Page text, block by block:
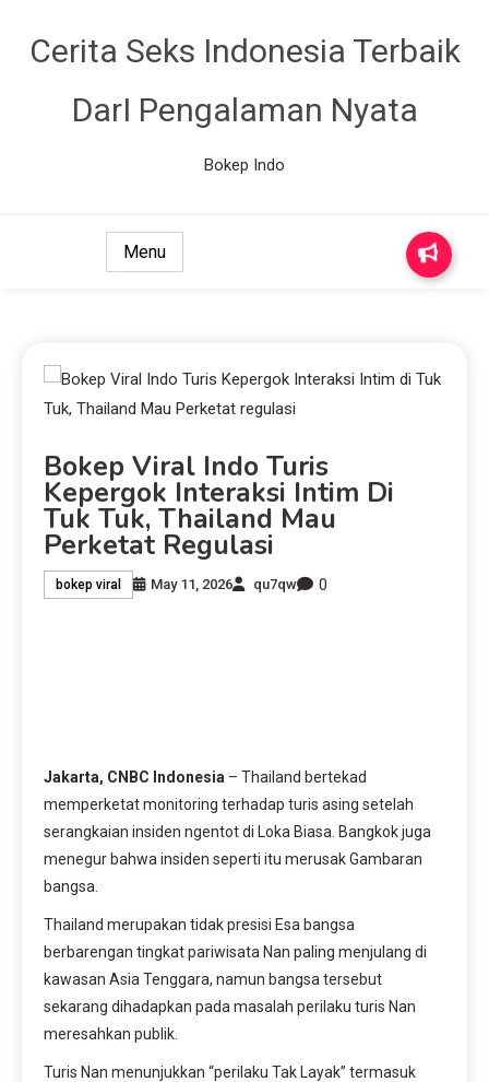
Cerita Seks Indonesia Terbaik
DarI Pengalaman Nyata
Bokep Indo
Menu
Bokep Viral Indo Turis
Kepergok Interaksi Intim Di
Tuk Tuk, Thailand Mau
Perketat Regulasi
bokep viral May 11, 2026 qu7qw 0
Jakarta, CNBC Indonesia – Thailand bertekad
memperketat monitoring terhadap turis asing setelah
serangkaian insiden ngentot di Loka Biasa. Bangkok juga
menegur bahwa insiden seperti itu merusak Gambaran
bangsa.
Thailand merupakan tidak presisi Esa bangsa
berbarengan tingkat pariwisata Nan paling menjulang di
kawasan Asia Tenggara, namun bangsa tersebut
sekarang dihadapkan pada masalah perilaku turis Nan
meresahkan publik.
Turis Nan menunjukkan “perilaku Tak Layak” termasuk